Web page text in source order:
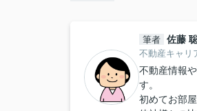
筆者 佐藤
不動産キャリ
不動産情報
す。
初めてお部